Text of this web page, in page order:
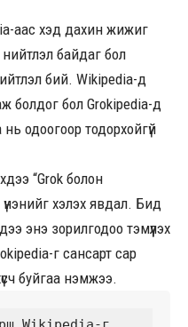
аас хэд дахин жижиг
байдаг бол
бий. Wikipedia-д
болдог бол Grokipedia-д
одоогоор тодорхойгүй
“Grok болон
хэлэх явдал. Бид
энэ зорилгодоо тэмүүлэх
г сансарт сар
буйгаа нэмжээ.